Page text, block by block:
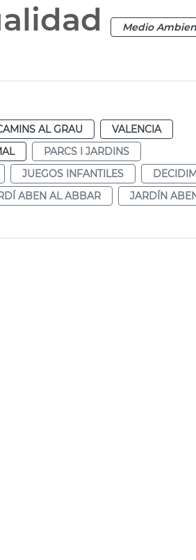
Medio
AL GRAU
VALENCIA
PARCS I JARDINS
JUEGOS INFANTILES
ABEN AL ABBAR
JARDÍN